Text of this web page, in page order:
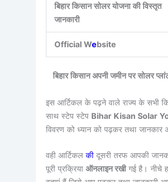
बिहार किसान सोलर योजना की विस्तृत
जानकारी
Official Website
बिहार किसान अपनी जमीन पर सोलर
इस आर्टिकल के पढ़ने वाले राज्य के सभी
साथ स्टेप स्टेप Bihar Kisan Solar
विवरण को ध्यान को पढ़कर तथा जानकार
वही आर्टिकलकी दूसरी तरफ आपकी
पूरी प्रक्रिया ऑनलाइन रखीगई है। नीचे